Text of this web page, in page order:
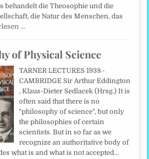
behandelt die Theosophie und die
die Natur des Menschen, das
…
of Physical Science
TARNER LECTURES 1938 -
CAMBRIDGE Sir Arthur Eddington
, Klaus-Dieter Sedlacek (Hrsg.) It is
often said that there is no
"philosophy of science", but only
the philosophies of certain
scientists. But in so far as we
recognize an authoritative body of
what is and what is not accepted…